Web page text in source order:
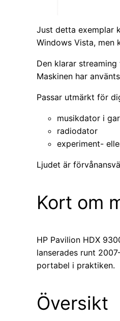
Just detta exemplar
Windows Vista, men
Den klarar
Maskinen har
Passar utmärkt för
musikdator i
radiodator
experiment-
Ljudet är
Kort om
HP Pavilion HDX
lanserades runt
portabel i praktiken.
Översikt